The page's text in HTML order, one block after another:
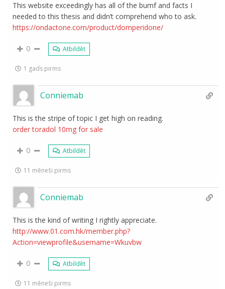
This website exceedingly has all of the bumf and facts I
needed to this thesis and didn’t comprehend who to ask.
https://ondactone.com/product/domperidone/
0 Atbildēt
1 gads pirms
Conniemab
This is the stripe of topic I get high on reading.
order toradol 10mg for sale
0 Atbildēt
11 mēneši pirms
Conniemab
This is the kind of writing I rightly appreciate.
http://www.01.com.hk/member.php?
Action=viewprofile&username=Wkuvbw
0 Atbildēt
11 mēneši pirms